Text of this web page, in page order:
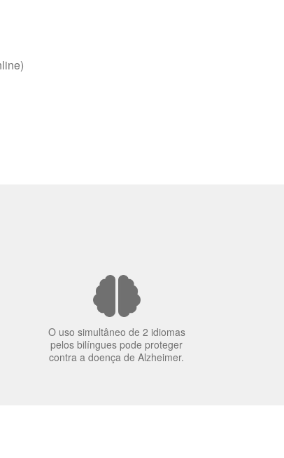
O uso simultâneo de 2 idiomas
pelos bilíngues pode proteger
contra a doença de Alzheimer.